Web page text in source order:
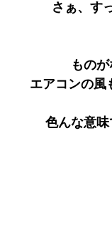
さぁ、す
もの
エアコンの風
色んな意味